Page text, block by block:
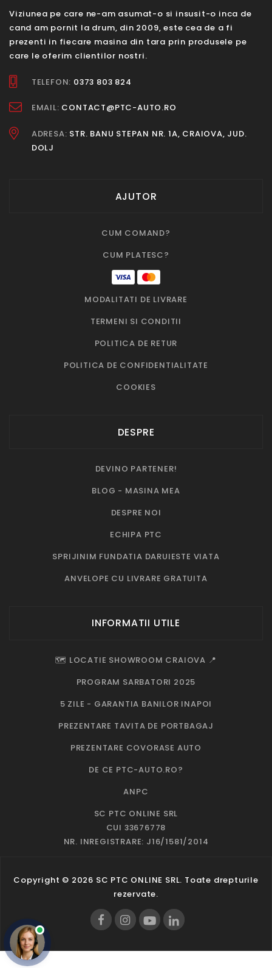
Viziunea pe care ne-am asumat-o si insusit-o inca de
cand am pornit la drum, din 2009, este cea de a fi
prezenti in fiecare masina din tara prin produsele pe
care le oferim clientilor nostri.
TELEFON: 0373 803 824
EMAIL: CONTACT@PTC-AUTO.RO
ADRESA: STR. BANU STEPAN NR. 1A, CRAIOVA, JUD.
DOLJ
AJUTOR
CUM COMAND?
CUM PLATESC?
MODALITATI DE LIVRARE
TERMENI SI CONDITII
POLITICA DE RETUR
POLITICA DE CONFIDENTIALITATE
COOKIES
DESPRE
DEVINO PARTENER!
BLOG - MASINA MEA
DESPRE NOI
ECHIPA PTC
SPRIJINIM FUNDATIA DARUIESTE VIATA
ANVELOPE CU LIVRARE GRATUITA
INFORMATII UTILE
🗺️ LOCATIE SHOWROOM CRAIOVA 📍
PROGRAM SARBATORI 2025
5 ZILE - GARANTIA BANILOR INAPOI
PREZENTARE TAVITA DE PORTBAGAJ
PREZENTARE COVORASE AUTO
DE CE PTC-AUTO.RO?
ANPC
SC PTC ONLINE SRL
CUI 33676778
NR. INREGISTRARE: J16/1581/2014
Copyright © 2026 SC PTC ONLINE SRL. Toate drepturile
rezervate.